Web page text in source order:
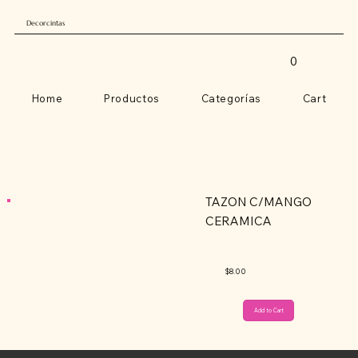
Decorcintas
Home Productos Categorías Cart
0
Add to Cart
TAZON C/MANGO
CERAMICA
$8.00